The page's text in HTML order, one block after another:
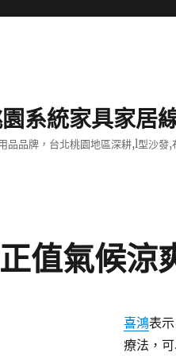
系統家具家居
品品牌，台北桃園地區深耕,l型沙發
值氣候涼
喜鴻表示
療法，